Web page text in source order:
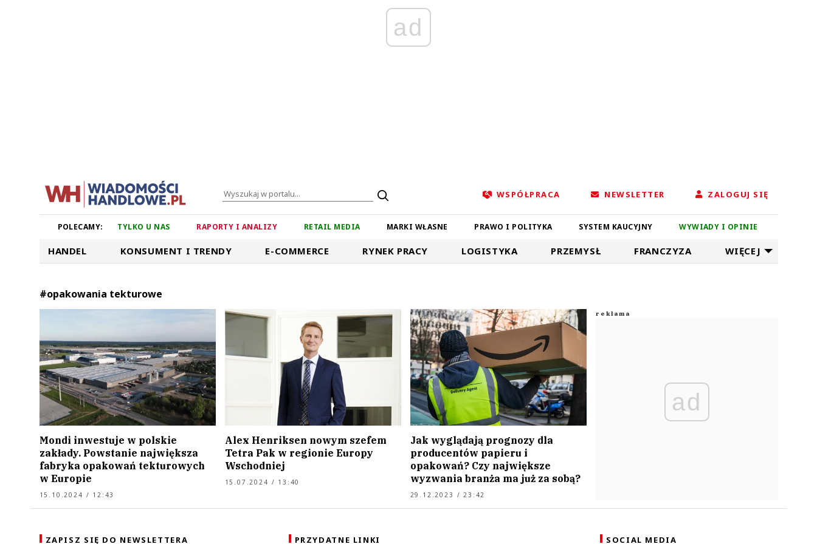
ad
WSPÓŁPRACA NEWSLETTER ZALOGUJ SIĘ
POLECAMY: TYLKO U NAS RAPORTY I ANALIZY RETAIL MEDIA MARKI WŁASNE PRAWO I POLITYKA SYSTEM KAUCYJNY WYWIADY I OPINIE
HANDEL KONSUMENT I TRENDY E-COMMERCE RYNEK PRACY LOGISTYKA PRZEMYSŁ FRANCZYZA WIĘCEJ
#opakowania tekturowe
Mondi inwestuje w polskie
zakłady. Powstanie największa
fabryka opakowań tekturowych
w Europie
15.10.2024 / 12:43
Alex Henriksen nowym szefem
Tetra Pak w regionie Europy
Wschodniej
15.07.2024 / 13:40
Jak wyglądają prognozy dla
producentów papieru i
opakowań? Czy największe
wyzwania branża ma już za sobą?
29.12.2023 / 23:42
ad
ZAPISZ SIĘ DO NEWSLETTERA PRZYDATNE LINKI SOCIAL MEDIA